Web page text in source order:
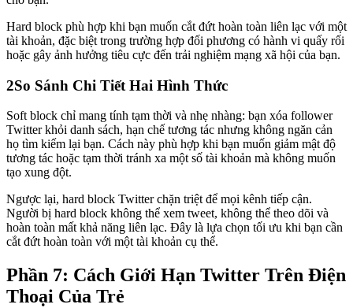
Hard block phù hợp khi bạn muốn cắt đứt hoàn toàn liên lạc với một
tài khoản, đặc biệt trong trường hợp đối phương có hành vi quấy rối
hoặc gây ảnh hưởng tiêu cực đến trải nghiệm mạng xã hội của bạn.
2So Sánh Chi Tiết Hai Hình Thức
Soft block chỉ mang tính tạm thời và nhẹ nhàng: bạn xóa follower
Twitter khỏi danh sách, hạn chế tương tác nhưng không ngăn cản
họ tìm kiếm lại bạn. Cách này phù hợp khi bạn muốn giảm mật độ
tương tác hoặc tạm thời tránh xa một số tài khoản mà không muốn
tạo xung đột.
Ngược lại, hard block Twitter chặn triệt để mọi kênh tiếp cận.
Người bị hard block không thể xem tweet, không thể theo dõi và
hoàn toàn mất khả năng liên lạc. Đây là lựa chọn tối ưu khi bạn cần
cắt đứt hoàn toàn với một tài khoản cụ thể.
Phần 7: Cách Giới Hạn Twitter Trên Điện
Thoại Của Trẻ